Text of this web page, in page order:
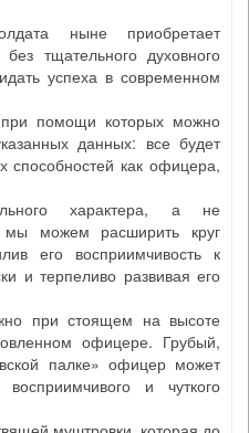
ныне приобретает
тщательного духовного
успеха в современном
помощи которых можно
данных: все будет
способностей как офицера,
характера, а не
мы можем расширить круг
его восприимчивость к
и терпеливо развивая его
при стоящем на высоте
офицере. Грубый,
палке» офицер может
и чуткого